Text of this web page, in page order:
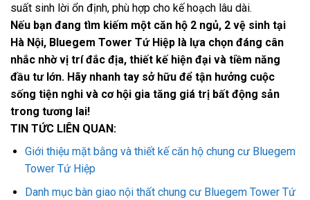
suất sinh lời ổn định, phù hợp cho kế hoạch lâu dài.
Nếu bạn đang tìm kiếm một căn hộ 2 ngủ, 2 vệ sinh tại
Hà Nội, Bluegem Tower Tứ Hiệp là lựa chọn đáng cân
nhắc nhờ vị trí đắc địa, thiết kế hiện đại và tiềm năng
đầu tư lớn. Hãy nhanh tay sở hữu để tận hưởng cuộc
sống tiện nghi và cơ hội gia tăng giá trị bất động sản
trong tương lai!
TIN TỨC LIÊN QUAN:
Giới thiệu mặt bằng và thiết kế căn hộ chung cư Bluegem
Tower Tứ Hiệp
Danh mục bàn giao nội thất chung cư Bluegem Tower Tứ